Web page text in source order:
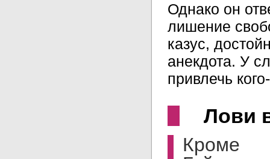
Однако он
лишение
казус,
анекдота. У
привлечь
Лови
Кроме